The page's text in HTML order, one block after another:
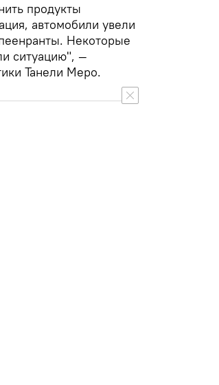
продукты
автомобили увели
Некоторые
ситуацию", —
Танели Меро.